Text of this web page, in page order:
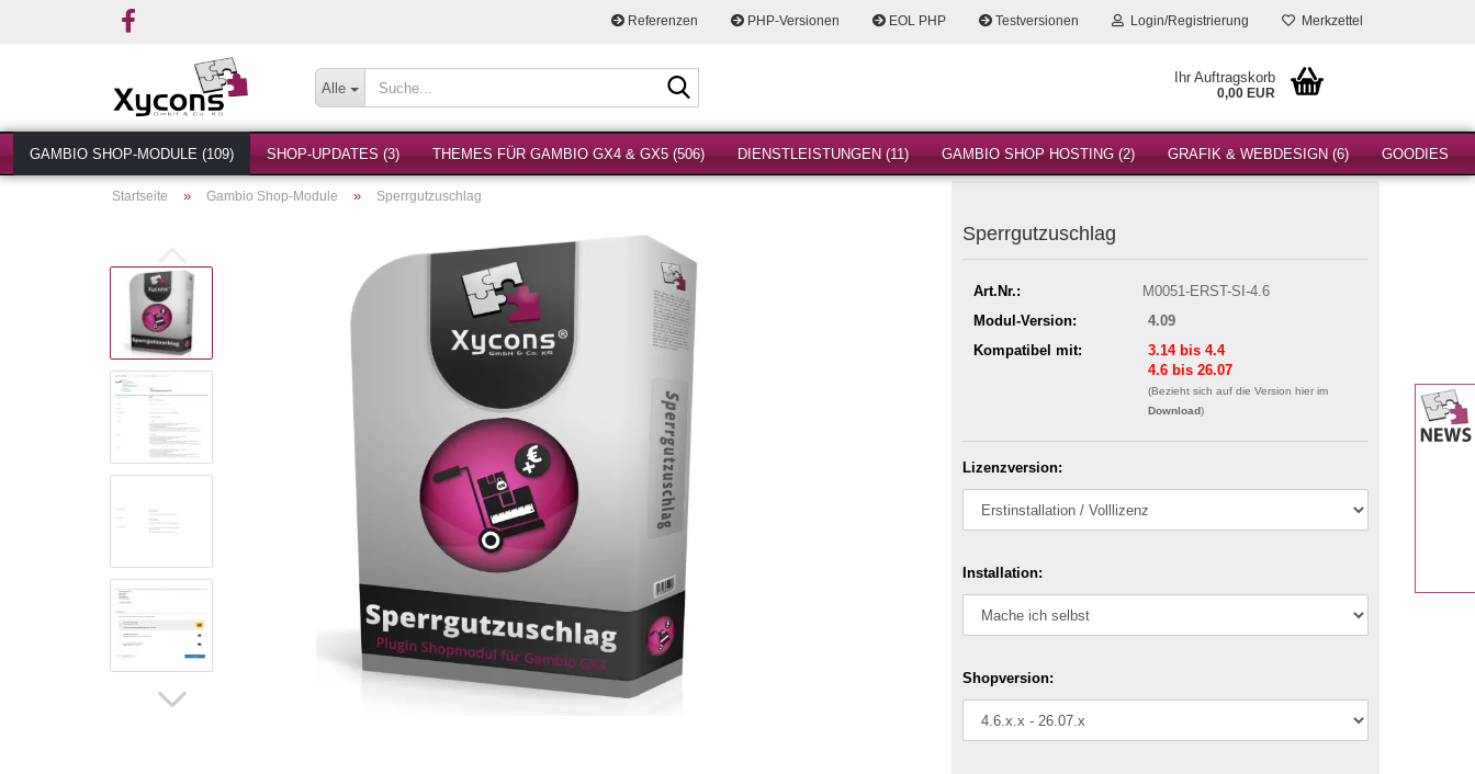
Referenzen PHP-Versionen EOL PHP Testversionen Login/Registrierung Merkzettel
Alle
Ihr Auftragskorb
0,00 EUR
GAMBIO SHOP-MODULE (109) SHOP-UPDATES (3) THEMES FÜR GAMBIO GX4 & GX5 (506) DIENSTLEISTUNGEN (11) GAMBIO SHOP HOSTING (2) GRAFIK & WEBDESIGN (6) GOODIES
Startseite » Gambio Shop-Module » Sperrgutzuschlag
Sperrgutzuschlag
Art.Nr.:
M0051-ERST-SI-4.6
Modul-Version:
4.09
Kompatibel mit:
3.14 bis 4.4
4.6 bis 26.07
(Bezieht sich auf die Version hier im
Download)
Lizenzversion:
Installation:
Shopversion: